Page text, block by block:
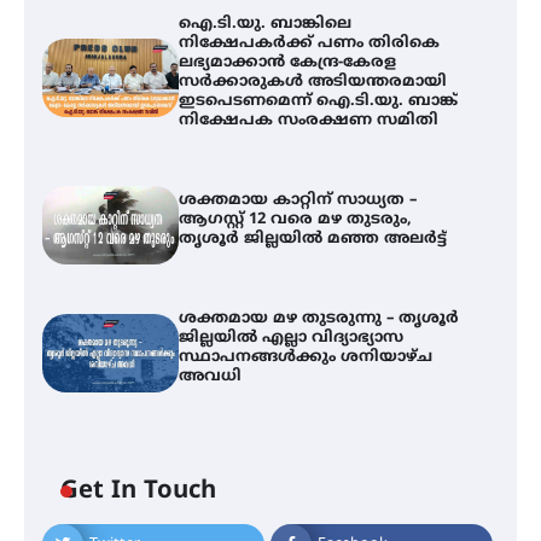
ഐ.ടി.യു. ബാങ്കിലെ
നിക്ഷേപകർക്ക് പണം തിരികെ
ലഭ്യമാക്കാൻ കേന്ദ്ര-കേരള
സർക്കാരുകൾ അടിയന്തരമായി
ഇടപെടണമെന്ന് ഐ.ടി.യു. ബാങ്ക്
നിക്ഷേപക സംരക്ഷണ സമിതി
ശക്തമായ കാറ്റിന് സാധ്യത –
ആഗസ്റ്റ് 12 വരെ മഴ തുടരും,
തൃശൂർ ജില്ലയിൽ മഞ്ഞ അലർട്ട്
ശക്തമായ മഴ തുടരുന്നു – തൃശൂർ
ജില്ലയിൽ എല്ലാ വിദ്യാഭ്യാസ
സ്ഥാപനങ്ങൾക്കും ശനിയാഴ്ച
അവധി
Get In Touchഐ.ടി.യു. ബാങ്കിലെ
നിക്ഷേപകർക്ക് പണം തിരികെ
ലഭ്യമാക്കാൻ കേന്ദ്ര-കേരള